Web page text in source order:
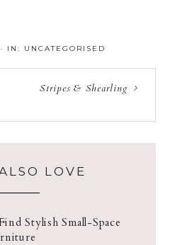
· IN: UNCATEGORISED
Stripes & Shearling
LOVE
Stylish Small-Space